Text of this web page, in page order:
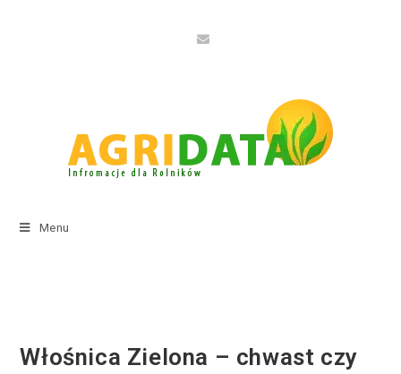
Menu
Włośnica Zielona – chwast czy